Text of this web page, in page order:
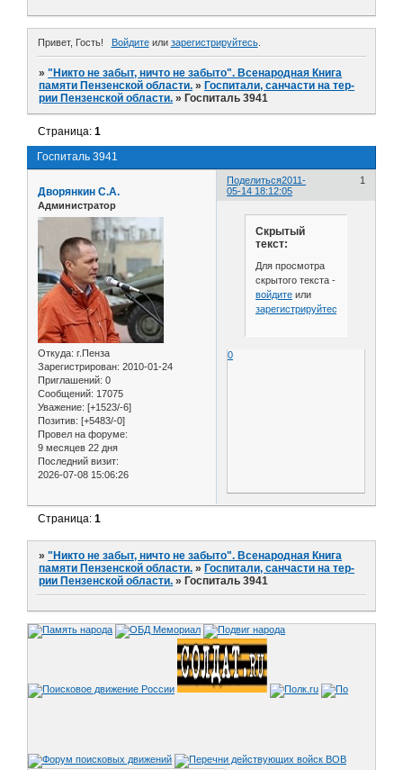
Привет, Гость! Войдитеили зарегистрируйтесь.
»"Никто не забыт, ничто не забыто". Всенародная Книга
памяти Пензенской области. » Госпитали, санчасти на тер-
рии Пензенской области. » Госпиталь 3941
Госпиталь 3941
Страница:1
Поделиться 1
2011-
05-14 18:12:05
Дворянкин С.А.
Администратор
Откуда: г.Пенза
Зарегистрирован: 2010-01-24
Приглашений: 0
Сообщений: 17075
Уважение: [+1523/-6]
Позитив: [+5483/-0]
Провел на форуме:
9 месяцев 22 дня
Последний визит:
2026-07-08 15:06:26
Скрытый
текст:
Для просмотра
скрытого текста -
войдитеили
зарегистрируйтесь
0
Страница:1
»"Никто не забыт, ничто не забыто". Всенародная Книга
памяти Пензенской области. » Госпитали, санчасти на тер-
рии Пензенской области. » Госпиталь 3941